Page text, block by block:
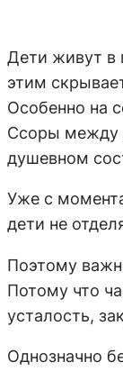
Дети живут в
этим
Особенно на
Ссоры между
душевном
Уже с
дети не
Поэтому
Потому что
усталость,
Однозначно